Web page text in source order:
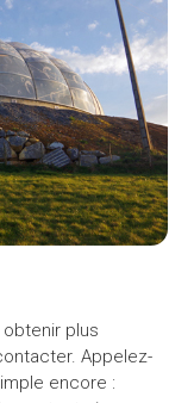
plus
Appelez-
encore :